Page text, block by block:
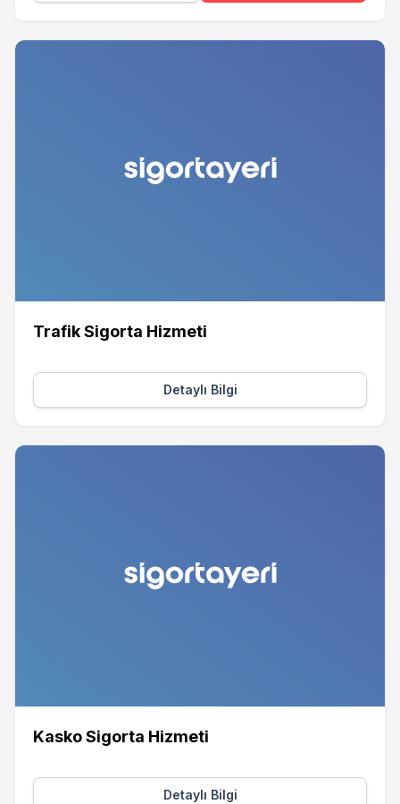
Trafik Sigorta Hizmeti
Detaylı Bilgi
Kasko Sigorta Hizmeti
Detaylı Bilgi